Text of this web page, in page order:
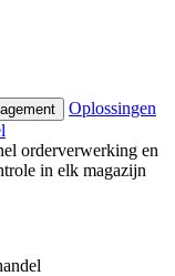
Oplossingen
orderverwerking en
in elk magazijn